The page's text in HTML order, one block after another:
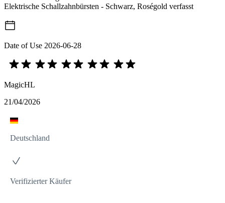
Elektrische Schallzahnbürsten - Schwarz, Roségold verfasst
Date of Use 2026-06-28
MagicHL
21/04/2026
Deutschland
Verifizierter Käufer